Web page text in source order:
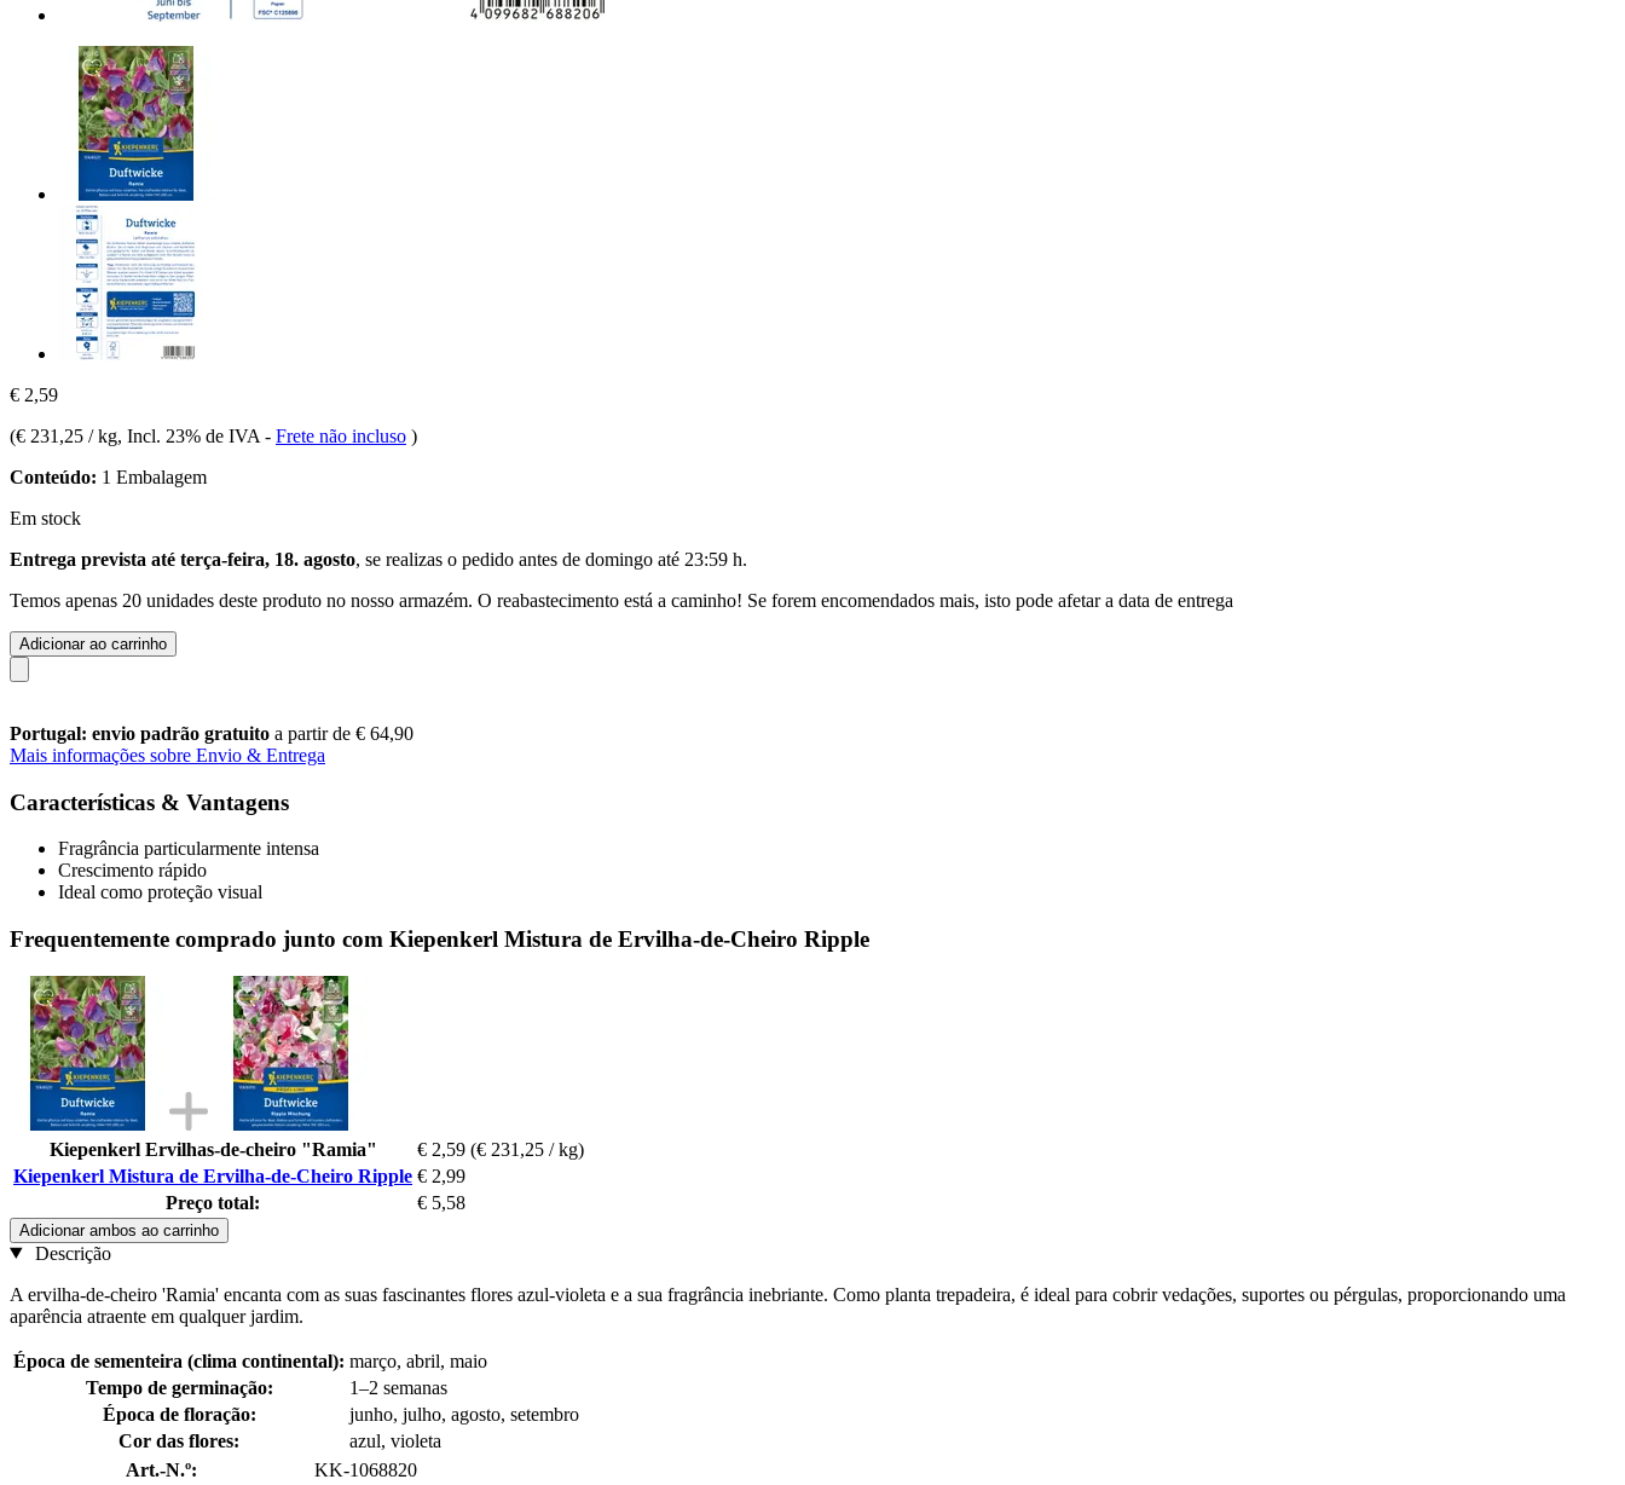
€ 2,59
(€ 231,25 / kg, Incl. 23% de IVA - Frete não incluso )
Conteúdo: 1 Embalagem
Em stock
Entrega prevista até terça-feira, 18. agosto, se realizas o pedido antes de domingo até 23:59 h.
Temos apenas 20 unidades deste produto no nosso armazém. O reabastecimento está a caminho! Se forem encomendados mais, isto pode afetar a data de entrega
Adicionar ao carrinho
Portugal: envio padrão gratuito a partir de € 64,90
Mais informações sobre Envio & Entrega
Características & Vantagens
Fragrância particularmente intensa
Crescimento rápido
Ideal como proteção visual
Frequentemente comprado junto com Kiepenkerl Mistura de Ervilha-de-Cheiro Ripple
Kiepenkerl Ervilhas-de-cheiro "Ramia" € 2,59 (€ 231,25 / kg)
Kiepenkerl Mistura de Ervilha-de-Cheiro Ripple € 2,99
Preço total:
€ 5,58
Adicionar ambos ao carrinho
Descrição
A ervilha-de-cheiro 'Ramia' encanta com as suas fascinantes flores azul-violeta e a sua fragrância inebriante. Como planta trepadeira, é ideal para cobrir vedações, suportes ou pérgulas, proporcionando uma
aparência atraente em qualquer jardim.
Época de sementeira (clima continental): março, abril, maio
Tempo de germinação:
1–2 semanas
Época de floração:
junho, julho, agosto, setembro
Cor das flores:
azul, violeta
Art.-N.º:
KK-1068820